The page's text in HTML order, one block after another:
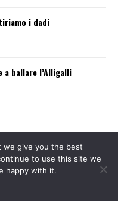
i dadi
a ballare l’Alligalli
l'Eusebiano Soc. Coop. a r.l. - P.
we give you the best
to use this site we
happy with it.